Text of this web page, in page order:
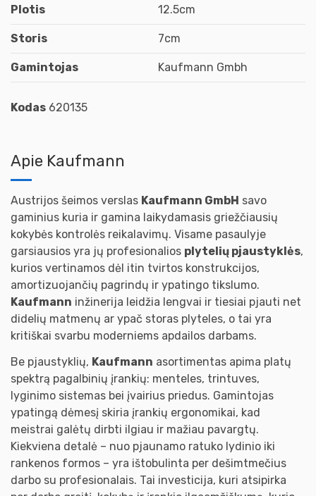
Plotis 12.5cm
Storis 7cm
Gamintojas Kaufmann Gmbh
Kodas 620135
Apie Kaufmann
Austrijos šeimos verslas Kaufmann GmbH savo
gaminius kuria ir gamina laikydamasis griežčiausių
kokybės kontrolės reikalavimų. Visame pasaulyje
garsiausios yra jų profesionalios plytelių pjaustyklės,
kurios vertinamos dėl itin tvirtos konstrukcijos,
amortizuojančių pagrindų ir ypatingo tikslumo.
Kaufmann inžinerija leidžia lengvai ir tiesiai pjauti net
didelių matmenų ar ypač storas plyteles, o tai yra
kritiškai svarbu moderniems apdailos darbams.
Be pjaustyklių, Kaufmann asortimentas apima platų
spektrą pagalbinių įrankių: menteles, trintuves,
lyginimo sistemas bei įvairius priedus. Gamintojas
ypatingą dėmesį skiria įrankių ergonomikai, kad
meistrai galėtų dirbti ilgiau ir mažiau pavargtų.
Kiekviena detalė – nuo pjaunamo ratuko lydinio iki
rankenos formos – yra ištobulinta per dešimtmečius
darbo su profesionalais. Tai investicija, kuri atsipirka